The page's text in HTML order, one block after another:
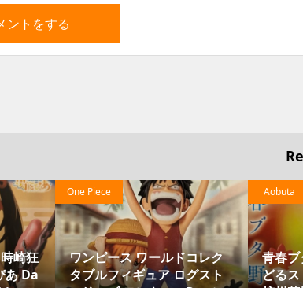
ワンピース ワールドコレク
タブルフィギュア ログスト
Piece
青春ブタ野郎 シリ
どるストッパーフ
Aobuta